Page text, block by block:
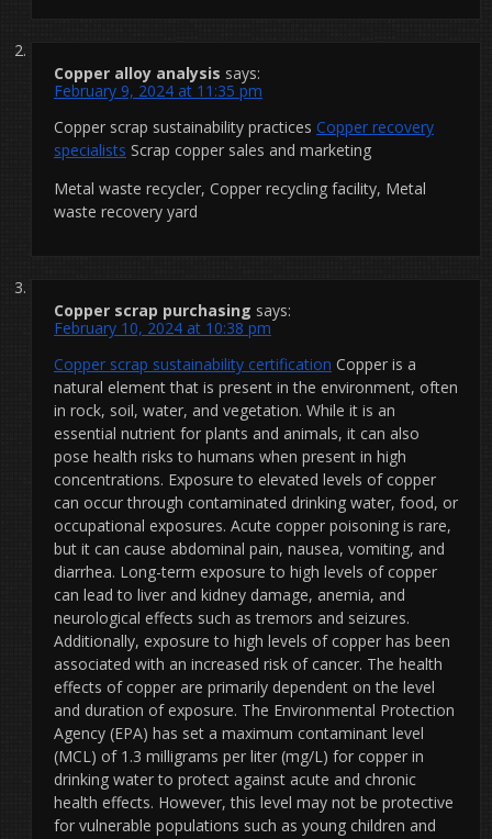
Copper alloy analysis says:
February 9, 2024 at 11:35 pm
Copper scrap sustainability practices Copper recovery
specialists Scrap copper sales and marketing
Metal waste recycler, Copper recycling facility, Metal
waste recovery yard
Copper scrap purchasing says:
February 10, 2024 at 10:38 pm
Copper scrap sustainability certification Copper is a
natural element that is present in the environment, often
in rock, soil, water, and vegetation. While it is an
essential nutrient for plants and animals, it can also
pose health risks to humans when present in high
concentrations. Exposure to elevated levels of copper
can occur through contaminated drinking water, food, or
occupational exposures. Acute copper poisoning is rare,
but it can cause abdominal pain, nausea, vomiting, and
diarrhea. Long-term exposure to high levels of copper
can lead to liver and kidney damage, anemia, and
neurological effects such as tremors and seizures.
Additionally, exposure to high levels of copper has been
associated with an increased risk of cancer. The health
effects of copper are primarily dependent on the level
and duration of exposure. The Environmental Protection
Agency (EPA) has set a maximum contaminant level
(MCL) of 1.3 milligrams per liter (mg/L) for copper in
drinking water to protect against acute and chronic
health effects. However, this level may not be protective
for vulnerable populations such as young children and